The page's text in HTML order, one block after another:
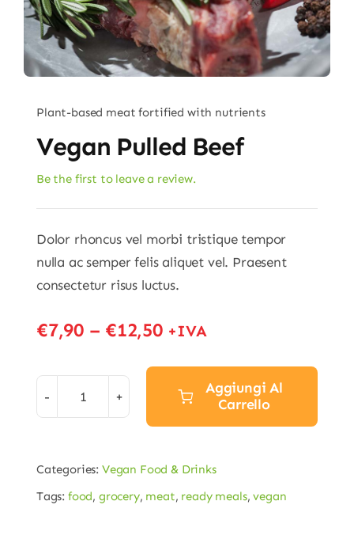
Plant-based meat fortified with nutrients
Vegan Pulled Beef
Be the first to leave a review.
Dolor rhoncus vel morbi tristique tempor
nulla ac semper felis aliquet vel. Praesent
consectetur risus luctus.
€7,90– €12,50 +IVA
Vegan
quantità
Aggiungi Al
Carrello
Categories: Vegan Food & Drinks
Tags: food, grocery, meat, ready meals,vegan